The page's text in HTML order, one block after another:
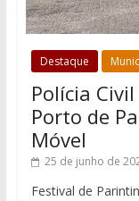
Destaque
Polícia
Porto de
Móvel
25 de junho de
Festival de